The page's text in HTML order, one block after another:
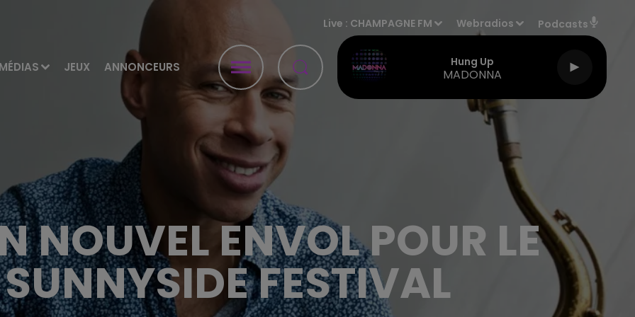
JEUX ANNONCEURS
Live : CHAMPAGNE FM Webradios Podcasts
Hung Up
MADONNA
NOUVEL ENVOL POUR LE
FESTIVAL